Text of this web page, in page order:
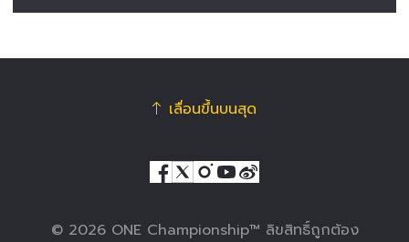
เลื่อนขึ้นบนสุด
© 2026 ONE Championship™ ลิขสิทธิ์ถูกต้อง